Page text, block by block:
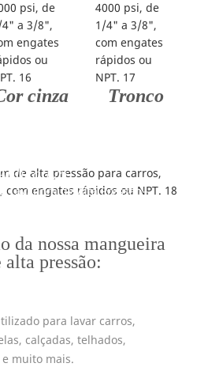
cinza Tronco
Lavadora de Alta Pressão---
da nossa mangueira
pressão:
para lavar carros,
calçadas, telhados,
muito mais.